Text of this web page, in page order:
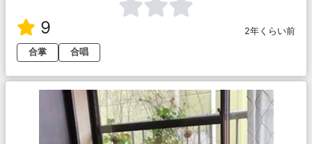
9
2年くらい前
合掌
合唱